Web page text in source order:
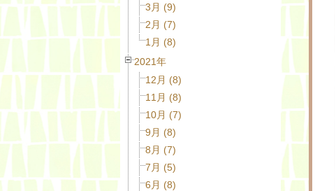
3月 (9)
2月 (7)
1月 (8)
2021年
12月 (8)
11月 (8)
10月 (7)
9月 (8)
8月 (7)
7月 (5)
6月 (8)